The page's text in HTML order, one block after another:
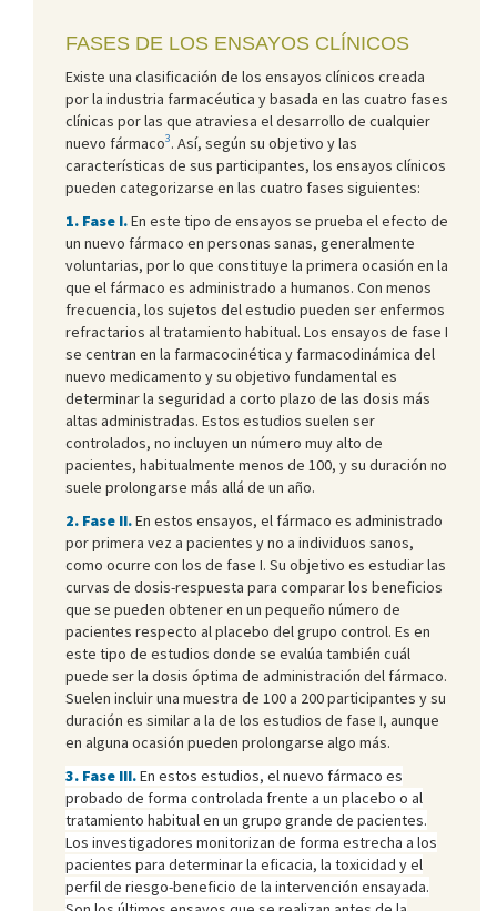
FASES DE LOS ENSAYOS CLÍNICOS
Existe una clasificación de los ensayos clínicos creada
por la industria farmacéutica y basada en las cuatro fases
clínicas por las que atraviesa el desarrollo de cualquier
nuevo fármaco3. Así, según su objetivo y las
características de sus participantes, los ensayos clínicos
pueden categorizarse en las cuatro fases siguientes:
1. Fase I.En este tipo de ensayos se prueba el efecto de
un nuevo fármaco en personas sanas, generalmente
voluntarias, por lo que constituye la primera ocasión en la
que el fármaco es administrado a humanos. Con menos
frecuencia, los sujetos del estudio pueden ser enfermos
refractarios al tratamiento habitual. Los ensayos de fase I
se centran en la farmacocinética y farmacodinámica del
nuevo medicamento y su objetivo fundamental es
determinar la seguridad a corto plazo de las dosis más
altas administradas. Estos estudios suelen ser
controlados, no incluyen un número muy alto de
pacientes, habitualmente menos de 100, y su duración no
suele prolongarse más allá de un año.
2. Fase II.En estos ensayos, el fármaco es administrado
por primera vez a pacientes y no a individuos sanos,
como ocurre con los de fase I. Su objetivo es estudiar las
curvas de dosis-respuesta para comparar los beneficios
que se pueden obtener en un pequeño número de
pacientes respecto al placebo del grupo control. Es en
este tipo de estudios donde se evalúa también cuál
puede ser la dosis óptima de administración del fármaco.
Suelen incluir una muestra de 100 a 200 participantes y su
duración es similar a la de los estudios de fase I, aunque
en alguna ocasión pueden prolongarse algo más.
3. Fase III.En estos estudios, el nuevo fármaco es
probado de forma controlada frente a un placebo o al
tratamiento habitual en un grupo grande de pacientes.
Los investigadores monitorizan de forma estrecha a los
pacientes para determinar la eficacia, la toxicidad y el
perfil de riesgo-beneficio de la intervención ensayada.